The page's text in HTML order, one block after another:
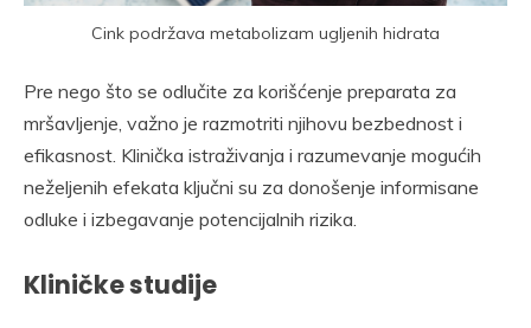
Cink podržava metabolizam ugljenih hidrata
Pre nego što se odlučite za korišćenje preparata za
mršavljenje, važno je razmotriti njihovu bezbednost i
efikasnost. Klinička istraživanja i razumevanje mogućih
neželjenih efekata ključni su za donošenje informisane
odluke i izbegavanje potencijalnih rizika.
Kliničke studije